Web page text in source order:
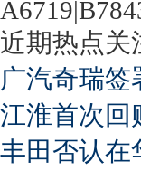
近期热点关
广汽奇瑞签
江淮首次回
丰田否认在